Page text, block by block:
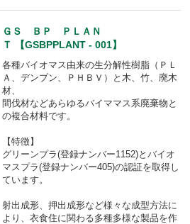
ＧＳ ＢＰ ＰＬＡＮ
Ｔ 【GSBPPLANT - 001】
各種バイオマス由来の生分解性樹脂（ＰＬ
Ａ、デンプン、ＰＨＢＶ）と木、竹、廃木
材、
間伐材などあらゆるバイママス系廃棄物と
の複合材料です。
【特徴】
グリーンプラ(登録ナンバー1152)とバイオ
マスプラ(登録ナンバー405)の認証を取得し
ています。
射出成形、押出成形など様々な成型方法に
より、衣食住に関わる多種多様な製品を作